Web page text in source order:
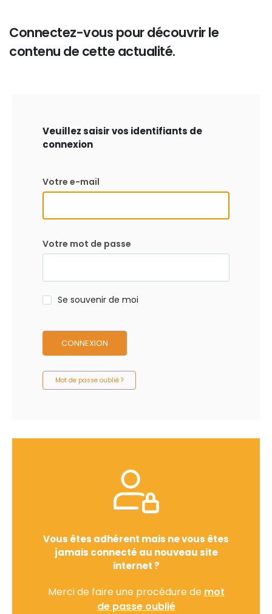
Connectez-vous pour découvrir le
contenu de cette actualité.
Veuillez saisir vos identifiants de
connexion
Votre e-mail
Votre mot de passe
Se souvenir de moi
CONNEXION
Mot de passe oublié ?
Vous êtes adhérent mais ne vous êtes
jamais connecté au nouveau site
internet ?
Merci de faire une procédure de mot
de passe oublié